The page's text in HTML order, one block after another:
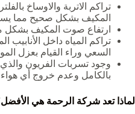
تراكم الاتربة والاوساخ
المكيف بشكل صحيح مما
ارتفاع صوت المكيف بشكل
تراكم المياه داخل
السعي وراء القيام بعزل
وجود تسربات الفريون
بالكامل وعدم خروج أي هواء
لماذا تعد شركة الرحمة هي